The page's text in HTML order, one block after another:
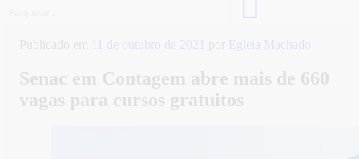
Publicado em 11 de outubro de 2021 por Egleia Machado
Senac em Contagem abre mais de 660
vagas para cursos gratuitos